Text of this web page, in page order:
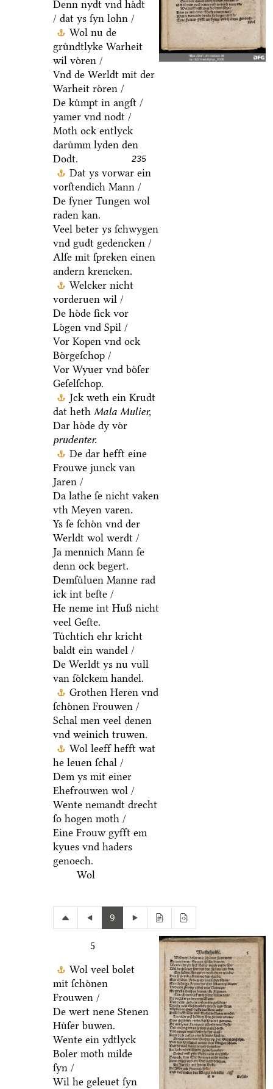
Denn nydt vnd haͤdt
/ dat ys ſyn lohn /
Wol nu de
gruͤndtlyke Warheit
wil voͤren /
Vnd de Werldt mit der
Warheit roͤren /
De kuͤmpt in angſt /
yamer vnd nodt /
Moth ock entlyck
daruͤmm lyden den
Dodt.
235
Dat ys vorwar ein
vorſtendich Mann /
De ſyner Tungen wol
raden kan.
Veel beter ys ſchwygen
vnd gudt gedencken /
Alſe mit ſpreken einen
andern krencken.
Welcker nicht
vorderuen wil /
De hoͤde ſick vor
Loͤgen vnd Spil /
Vor Kopen vnd ock
Boͤrgeſchop /
Vor Wyuer vnd boͤſer
Geſelſchop.
Jck weth ein Krudt
dat heth Mala Mulier,
Dar hoͤde dy voͤr
prudenter.
De dar hefft eine
Frouwe junck van
Jaren /
Da lathe ſe nicht vaken
vth Meyen varen.
Ys ſe ſchoͤn vnd der
Werldt wol werdt /
Ja mennich Mann ſe
denn ock begert.
Demſuͤluen Manne rad
ick int beſte /
He neme int Huß nicht
veel Geſte.
Tuͤchtich ehr kricht
baldt ein wandel /
De Werldt ys nu vull
van ſoͤlckem handel.
Grothen Heren vnd
ſchoͤnen Frouwen /
Schal men veel denen
vnd weinich truwen.
Wol leeff hefft wat
he leuen ſchal /
Dem ys mit einer
Ehefrouwen wol /
Wente nemandt drecht
ſo hogen moth /
Eine Frouw gyfft em
kyues vnd haders
genoech.
Wol
9
5
Wol veel bolet
mit ſchoͤnen
Frouwen /
De wert nene Stenen
Huͤſer buwen.
Wente ein ydtlyck
Boler moth milde
ſyn /
Wil he geleuet ſyn